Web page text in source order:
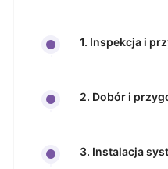
1. Inspekcja i
2. Dobór i
3. Instalacja